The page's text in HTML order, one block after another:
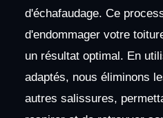
d'échafaudage. Ce
d'endommager votre
un résultat optimal. En
adaptés, nous éliminons
autres salissures,